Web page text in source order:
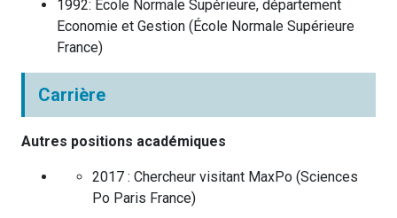
1992: Ecole Normale Supérieure, département
Economie et Gestion ( École Normale Supérieure
France)
Carrière
Autres positions académiques
2017 : Chercheur visitant MaxPo (Sciences
Po Paris France)